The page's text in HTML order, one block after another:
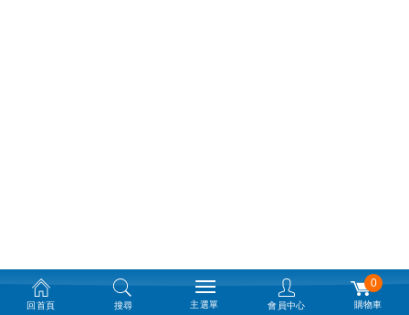
回首頁 搜尋 主選單 會員中心
0
購物車